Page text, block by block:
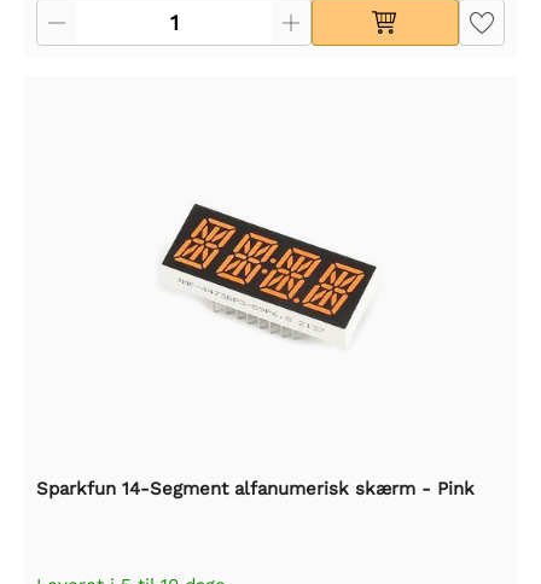
Sparkfun 14-Segment alfanumerisk skærm - Pink